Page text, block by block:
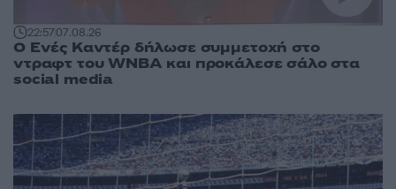
22:5707.08.26
Ο Ενές Καντέρ δήλωσε συμμετοχή στο
ντραφτ του WNBA και προκάλεσε σάλο στα
social media